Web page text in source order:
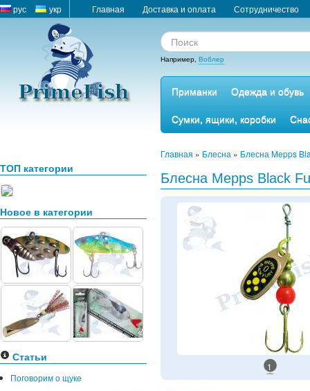
рус укр Главная Доставка и оплата Сотрудничество
Например, Воблер
Приманки
Одежда и обувь
Сумки, ящики, коробки
ТОП категории
Новое в категории
Статьи
Поговорим о щуке
Главная » Блесна » Блесна Mepps
Блесна Mepps Black
1